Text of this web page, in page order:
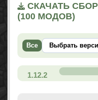
СКАЧАТЬ
(100 МОДОВ)
Все
1.12.2